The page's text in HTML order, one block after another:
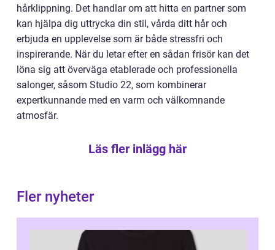
hårklippning. Det handlar om att hitta en partner som
kan hjälpa dig uttrycka din stil, vårda ditt hår och
erbjuda en upplevelse som är både stressfri och
inspirerande. När du letar efter en sådan frisör kan det
löna sig att överväga etablerade och professionella
salonger, såsom Studio 22, som kombinerar
expertkunnande med en varm och välkomnande
atmosfär.
Läs fler inlägg här
Fler nyheter